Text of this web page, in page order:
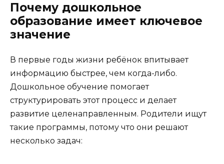
Почему дошкольное
образование имеет ключевое
значение
В первые годы жизни ребёнок впитывает
информацию быстрее, чем когда-либо.
Дошкольное обучение помогает
структурировать этот процесс и делает
развитие целенаправленным. Родители ищут
такие программы, потому что они решают
несколько задач: